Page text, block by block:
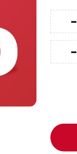
En